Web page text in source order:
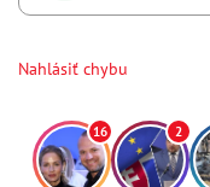
Nahlásiť chybu
16 2